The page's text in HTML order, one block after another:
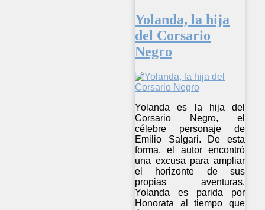
Yolanda, la hija
del Corsario
Negro
Yolanda es la hija del
Corsario Negro, el
célebre personaje de
Emilio Salgari. De esta
forma, el autor encontró
una excusa para ampliar
el horizonte de sus
propias aventuras.
Yolanda es parida por
Honorata al tiempo que